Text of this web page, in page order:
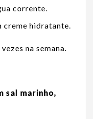
corrente.
creme hidratante.
na semana.
sal marinho,